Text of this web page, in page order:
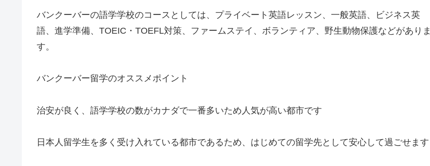
バンクーバーの語学学校のコースとしては、プライベート英語レッスン、一般英語、ビジネス英
語、進学準備、TOEIC・TOEFL対策、ファームステイ、ボランティア、野生動物保護などがありま
す。
バンクーバー留学のオススメポイント
治安が良く、語学学校の数がカナダで一番多いため人気が高い都市です
日本人留学生を多く受け入れている都市であるため、はじめての留学先として安心して過ごせます